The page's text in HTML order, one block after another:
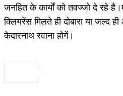
जनहित के कार्यों को तवज्जो दे रहे है।
क्लियरेंस मिलते ही दोबारा या जल्द ही
केदारनाथ रवाना होगें।